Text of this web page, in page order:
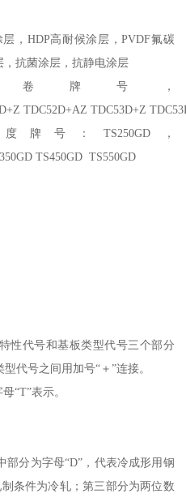
，HDP高耐候涂层，PVDF氟碳
，抗菌涂层，抗静电涂层
牌号，
TDC52D+AZ TDC53D+Z
号：TS250GD，
TS450GD TS550GD
性代号和基板类型代号三个部分
代号之间用加号“＋”连接。
“T”表示。
分为字母“D”，代表冷成形用钢
条件为冷轧；第三部分为两位数